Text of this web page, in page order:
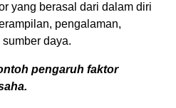
yang berasal dari dalam diri
pengalaman,
daya.
pengaruh faktor